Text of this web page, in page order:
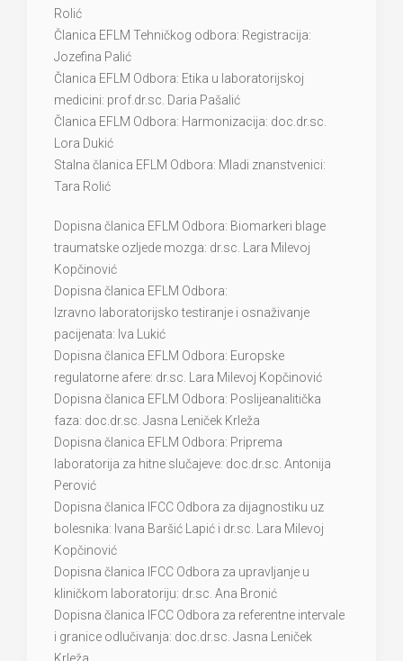
Rolić
Članica EFLM Tehničkog odbora: Registracija:
Jozefina Palić
Članica EFLM Odbora: Etika u laboratorijskoj
medicini: prof.dr.sc. Daria Pašalić
Članica EFLM Odbora: Harmonizacija: doc.dr.sc.
Lora Dukić
Stalna članica EFLM Odbora: Mladi znanstvenici:
Tara Rolić
Dopisna članica EFLM Odbora: Biomarkeri blage
traumatske ozljede mozga: dr.sc. Lara Milevoj
Kopčinović
Dopisna članica EFLM Odbora:
Izravno laboratorijsko testiranje i osnaživanje
pacijenata: Iva Lukić
Dopisna članica EFLM Odbora: Europske
regulatorne afere: dr.sc. Lara Milevoj Kopčinović
Dopisna članica EFLM Odbora: Poslijeanalitička
faza: doc.dr.sc. Jasna Leniček Krleža
Dopisna članica EFLM Odbora: Priprema
laboratorija za hitne slučajeve: doc.dr.sc. Antonija
Perović
Dopisna članica IFCC Odbora za dijagnostiku uz
bolesnika: Ivana Baršić Lapić i dr.sc. Lara Milevoj
Kopčinović
Dopisna članica IFCC Odbora za upravljanje u
kliničkom laboratoriju: dr.sc. Ana Bronić
Dopisna članica IFCC Odbora za referentne intervale
i granice odlučivanja: doc.dr.sc. Jasna Leniček